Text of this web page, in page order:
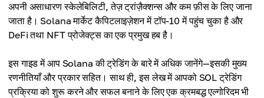
अपनी असाधारण स्केलेबिलिटी, तेज़ ट्रांज़ैक्शन्स और कम फ़ीस के लिए जाना
जाता है। Solana मार्केट कैपिटलाइज़ेशन में टॉप-10 में पहुंच चुका है और
DeFi तथा NFT प्रोजेक्ट्स का एक प्रमुख हब है।
इस गाइड में आप Solana की ट्रेडिंग के बारे में अधिक जानेंगे—इसकी मुख्य
रणनीतियाँ और प्रकार सहित। साथ ही, इस लेख में आपको SOL ट्रेडिंग
प्रक्रिया को शुरू करने और सफल बनाने के लिए एक क्रमबद्ध एल्गोरिदम भी